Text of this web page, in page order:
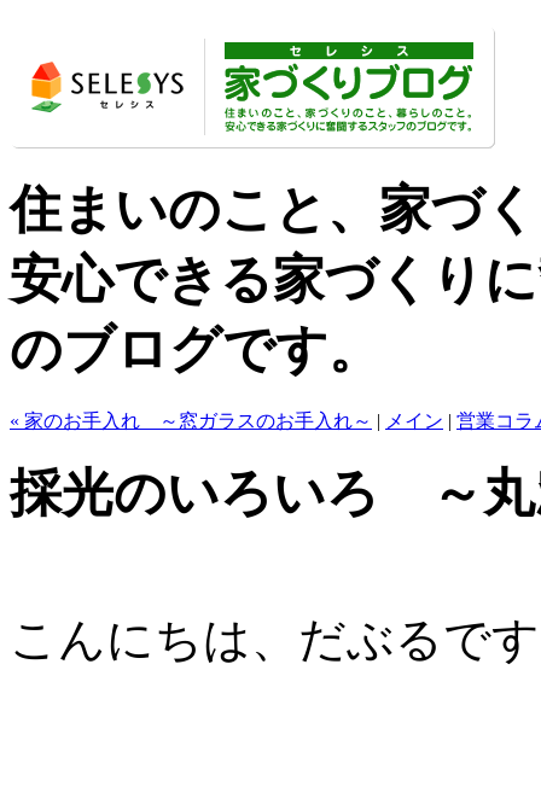
住まいのこと、家づ
安心できる家づくり
のブログです。
« 家のお手入れ ～窓ガラスのお手入れ～ | メイン | 営業コ
採光のいろいろ ～丸
こんにちは、だぶるで